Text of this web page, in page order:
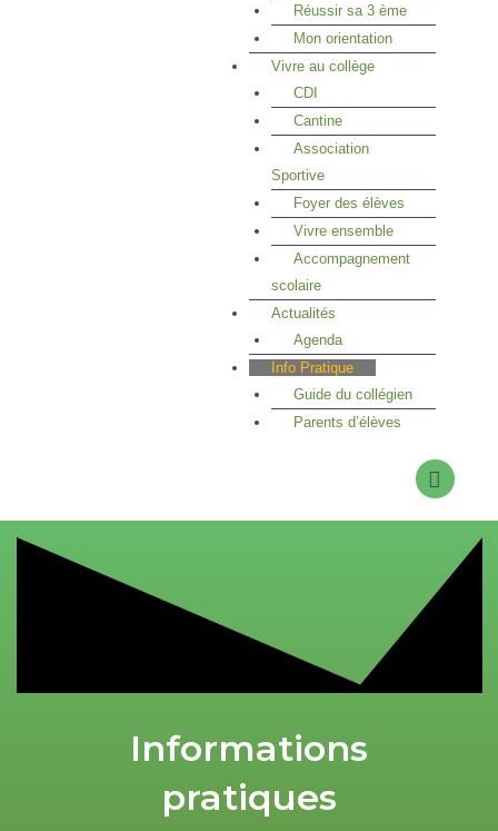
Réussir sa 3 ème
Mon orientation
Vivre au collège
CDI
Cantine
Association
Sportive
Foyer des élèves
Vivre ensemble
Accompagnement
scolaire
Actualités
Agenda
Info Pratique
Guide du collégien
Parents d’élèves
Informations
pratiques